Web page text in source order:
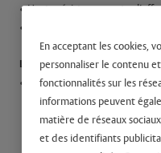
• Haute résistance contre
• Fonction clé prisonnière
Les + installateurs :
• Simple dans sa mise en
• Cylindre interchangeable
En acceptant les cookies,
personnaliser le contenu
fonctionnalités sur les
informations peuvent
matière de réseaux
et des identifiants